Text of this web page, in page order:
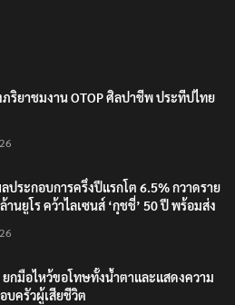
ภริยาชมงาน OTOP ศิลปาชีพ ประทีปไทย
ประกอบการครึ่งปีแรกโต 6.5% กวาดราย
านยูโร คว้าไลเซนส์ ‘กุชชี่’ 50 ปี พร้อมส่ง
ยกมือไหว้ขอโทษทั้งน้ำตาและแสดงความ
บครัวผู้เสียชีวิต